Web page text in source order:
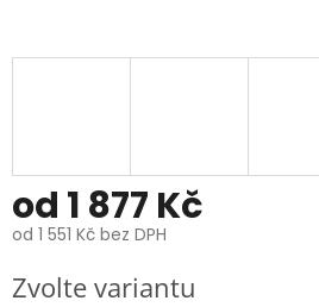
od 1 877 Kč
od 1 551 Kč bez DPH
cena:
Zvolte variantu